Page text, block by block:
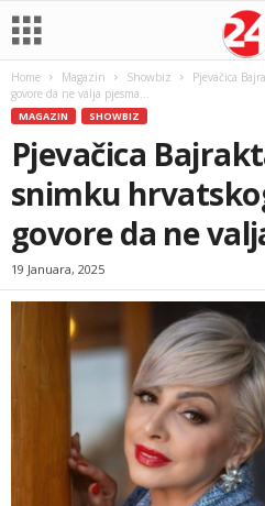
Home Magazin Showbiz
Pjevačica
govore da ne valja pjesma…
MAGAZIN SHOWBIZ
Pjevačica
snimku
govore da ne
19 Januara, 2025